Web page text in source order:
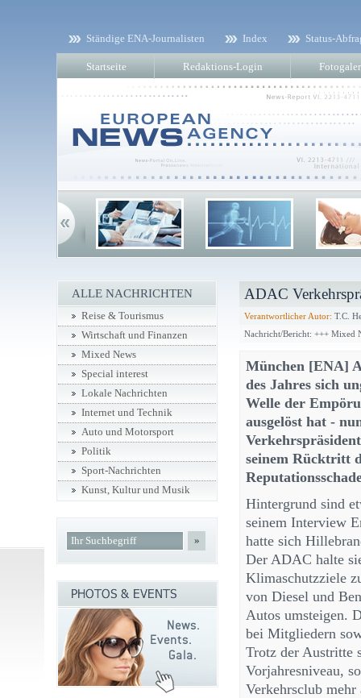
Ständige ENA-Journalisten Index Status-
Startseite Redaktions-Login
ADAC
Verantwortlicher Autor: T.C.
Nachricht/Bericht: +++ Mixed
München [ENA]
des Jahres sich
Welle der
ausgelöst hat -
seinem Rücktritt
Hintergrund sind
seinem Interview
hatte sich
Der ADAC halte
Klimaschutzziele
von Diesel und
Autos umsteigen.
bei Mitgliedern
Trotz der Austritte
Vorjahresniveau,
Verkehrsclub
ALLE NACHRICHTEN
Reise & Tourismus
Wirtschaft und Finanzen
Mixed News
Special interest
Lokale Nachrichten
Internet und Technik
Auto und Motorsport
Politik
Sport-Nachrichten
Kunst, Kultur und Musik
»